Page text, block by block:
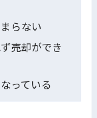
らない
売却ができ
っている